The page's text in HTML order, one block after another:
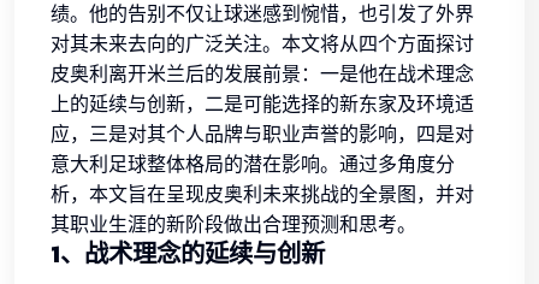
绩。他的告别不仅让球迷感到惋惜，也引发了外界
对其未来去向的广泛关注。本文将从四个方面探讨
皮奥利离开米兰后的发展前景：一是他在战术理念
上的延续与创新，二是可能选择的新东家及环境适
应，三是对其个人品牌与职业声誉的影响，四是对
意大利足球整体格局的潜在影响。通过多角度分
析，本文旨在呈现皮奥利未来挑战的全景图，并对
其职业生涯的新阶段做出合理预测和思考。
1、战术理念的延续与创新